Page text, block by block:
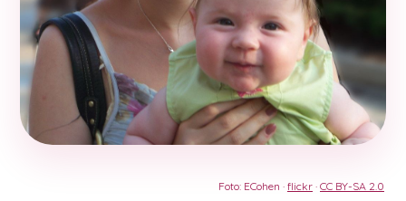
Foto: ECohen · flickr · CC BY-SA 2.0